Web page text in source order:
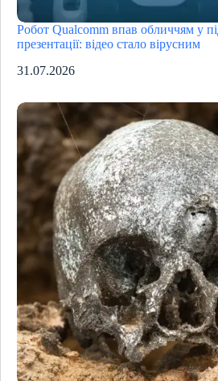
Робот Qualcomm впав обличчям у
презентації: відео стало вірусним
31.07.2026